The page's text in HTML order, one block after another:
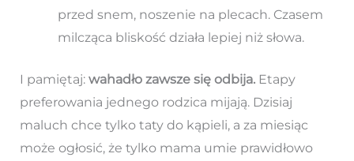
przed snem, noszenie na plecach. Czasem
milcząca bliskość działa lepiej niż słowa.
I pamiętaj: wahadło zawsze się odbija.Etapy
preferowania jednego rodzica mijają. Dzisiaj
maluch chce tylko taty do kąpieli, a za miesiąc
może ogłosić, że tylko mama umie prawidłowo